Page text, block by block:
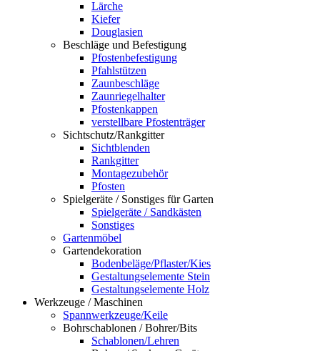
Lärche
Kiefer
Douglasien
Beschläge und Befestigung
Pfostenbefestigung
Pfahlstützen
Zaunbeschläge
Zaunriegelhalter
Pfostenkappen
verstellbare Pfostenträger
Sichtschutz/Rankgitter
Sichtblenden
Rankgitter
Montagezubehör
Pfosten
Spielgeräte / Sonstiges für Garten
Spielgeräte / Sandkästen
Sonstiges
Gartenmöbel
Gartendekoration
Bodenbeläge/Pflaster/Kies
Gestaltungselemente Stein
Gestaltungselemente Holz
Werkzeuge / Maschinen
Spannwerkzeuge/Keile
Bohrschablonen / Bohrer/Bits
Schablonen/Lehren